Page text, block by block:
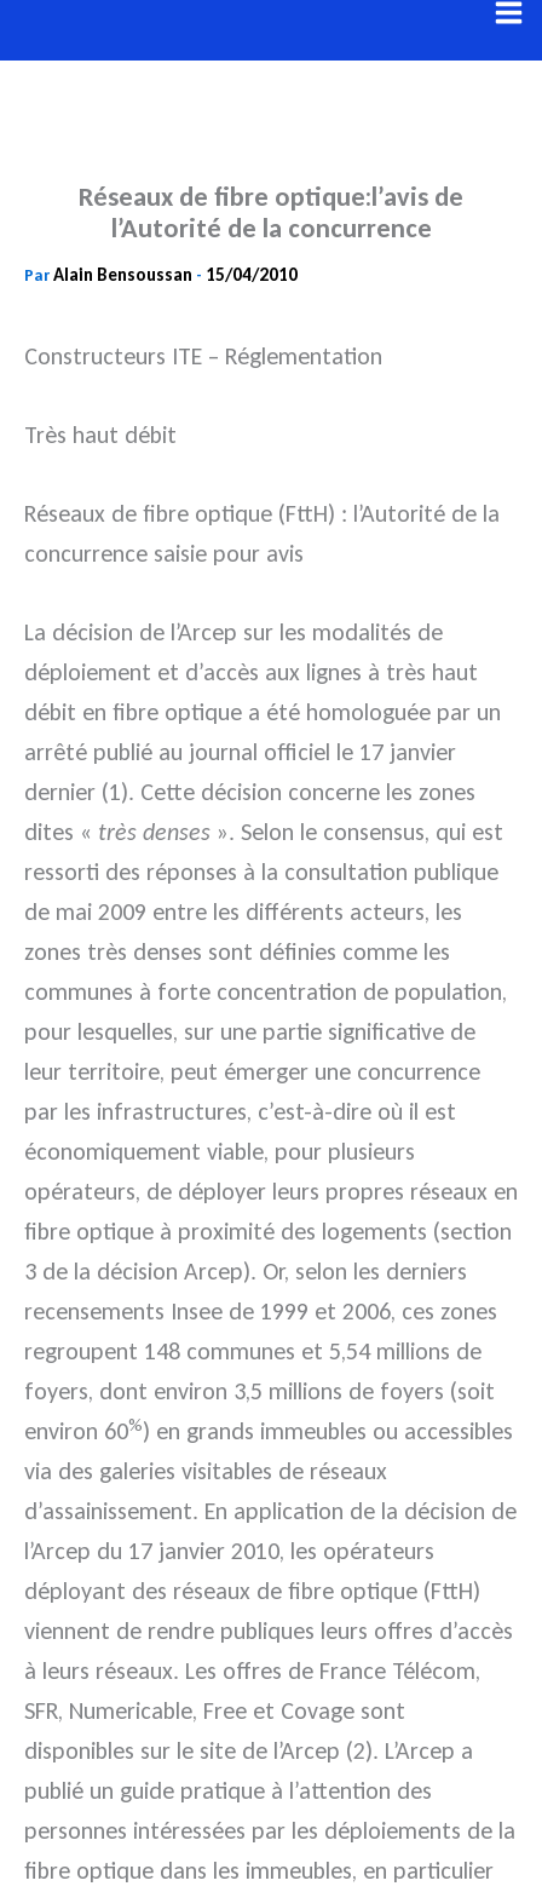
au
Réseaux de fibre optique:l’avis de
l’Autorité de la concurrence
ParAlain Bensoussan - 15/04/2010
Constructeurs ITE – Réglementation
Très haut débit
Réseaux de fibre optique (FttH) : l’Autorité de la
concurrence saisie pour avis
La décision de l’Arcep sur les modalités de
déploiement et d’accès aux lignes à très haut
débit en fibre optique a été homologuée par un
arrêté publié au journal officiel le 17 janvier
dernier (1). Cette décision concerne les zones
dites « très denses ». Selon le consensus, qui est
ressorti des réponses à la consultation publique
de mai 2009 entre les différents acteurs, les
zones très denses sont définies comme les
communes à forte concentration de population,
pour lesquelles, sur une partie significative de
leur territoire, peut émerger une concurrence
par les infrastructures, c’est-à-dire où il est
économiquement viable, pour plusieurs
opérateurs, de déployer leurs propres réseaux en
fibre optique à proximité des logements (section
3 de la décision Arcep). Or, selon les derniers
recensements Insee de 1999 et 2006, ces zones
regroupent 148 communes et 5,54 millions de
foyers, dont environ 3,5 millions de foyers (soit
environ 60%) en grands immeubles ou accessibles
via des galeries visitables de réseaux
d’assainissement. En application de la décision de
l’Arcep du 17 janvier 2010, les opérateurs
déployant des réseaux de fibre optique (FttH)
viennent de rendre publiques leurs offres d’accès
à leurs réseaux. Les offres de France Télécom,
SFR, Numericable, Free et Covage sont
disponibles sur le site de l’Arcep (2). L’Arcep a
publié un guide pratique à l’attention des
personnes intéressées par les déploiements de la
fibre optique dans les immeubles, en particulier